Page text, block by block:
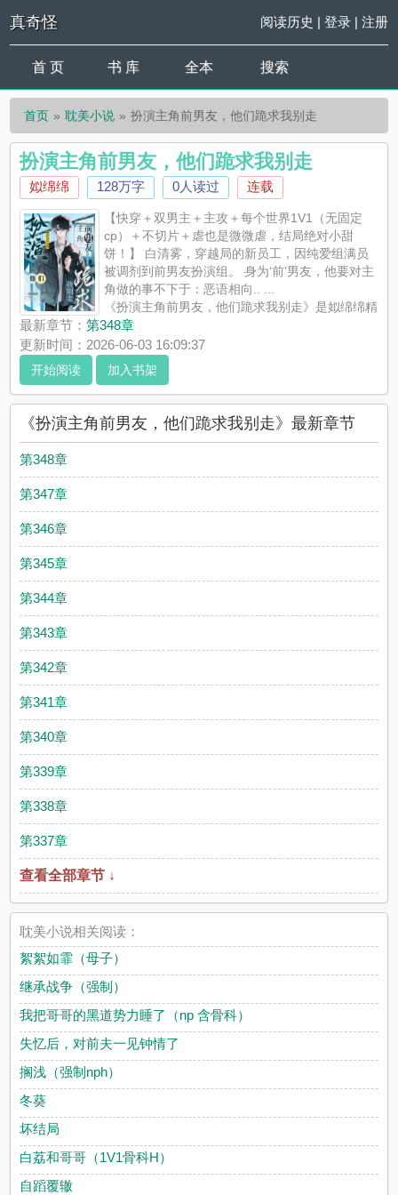
真奇怪 阅读历史 | 登录| 注册
首 页 书 库 全本 搜索
首页 耽美小说 扮演主角前男友，他们跪求我别走
扮演主角前男友，他们跪求我别走
姒绵绵 128万字 0人读过 连载
【快穿＋双男主＋主攻＋每个世界1V1（无固定
cp）＋不切片＋虐也是微微虐，结局绝对小甜
饼！】 白清雾，穿越局的新员工，因纯爱组满员
被调剂到前男友扮演组。 身为‘前’男友，他要对主
角做的事不下于：恶语相向.. ...
《扮演主角前男友，他们跪求我别走》是姒绵绵精
心创作的耽美小说，真奇怪实时更新扮演主角前男友，他们跪求
我别走最新章节并且提供无弹窗阅读，书友所发表的扮演主角前
男友，他们跪求我别走评论，并不代表真奇怪赞同或者支持扮演
主角前男友，他们跪求我别走读者的观点。
最新章节：第348章
更新时间：2026-06-03 16:09:37
开始阅读 加入书架
《扮演主角前男友，他们跪求我别走》最新章节
第348章
第347章
第346章
第345章
第344章
第343章
第342章
第341章
第340章
第339章
第338章
第337章
查看全部章节 ↓
耽美小说相关阅读：
絮絮如霏（母子）
继承战争（强制）
我把哥哥的黑道势力睡了（np 含骨科）
失忆后，对前夫一见钟情了
搁浅（强制nph）
冬葵
坏结局
白荔和哥哥（1V1骨科H）
自蹈覆辙